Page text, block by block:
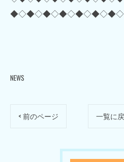
NEWS
< 前のページ 一覧に